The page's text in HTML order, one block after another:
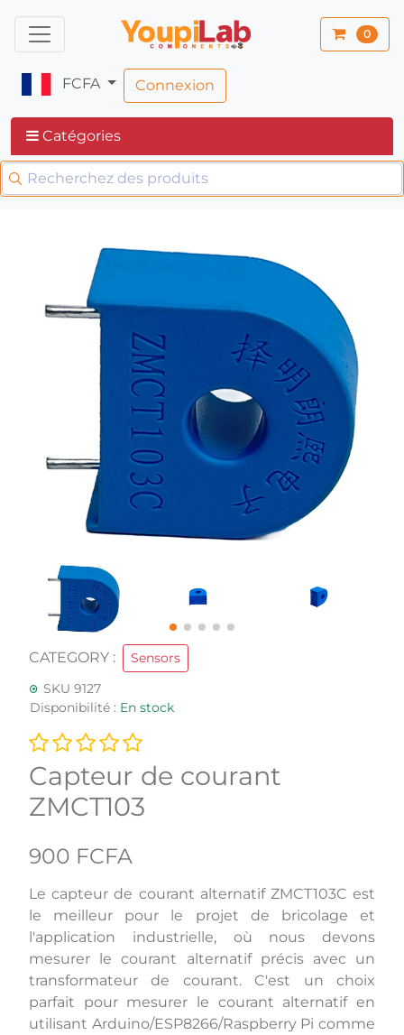
0
FCFA Connexion
Catégories
CATEGORY :
Sensors
SKU 9127
Disponibilité : En stock
Capteur de courant
ZMCT103
900 FCFA
Le capteur de courant alternatif ZMCT103C est
le meilleur pour le projet de bricolage et
l'application industrielle, où nous devons
mesurer le courant alternatif précis avec un
transformateur de courant. C'est un choix
parfait pour mesurer le courant alternatif en
utilisant Arduino/ESP8266/Raspberry Pi comme